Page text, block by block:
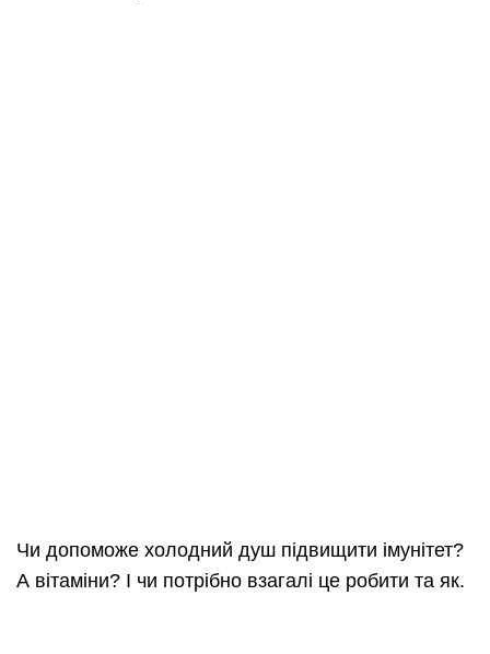
Чи допоможе холодний душ підвищити імунітет?
А вітаміни? І чи потрібно взагалі це робити та як.